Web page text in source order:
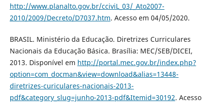
http://www.planalto.gov.br/cciviL_03/_Ato2007-
2010/2009/Decreto/D7037.htm. Acesso em 04/05/2020.
BRASIL. Ministério da Educação. Diretrizes Curriculares
Nacionais da Educação Básica. Brasília: MEC/SEB/DICEI,
2013. Disponível em http://portal.mec.gov.br/index.php?
option=com_docman&view=download&alias=13448-
diretrizes-curiculares-nacionais-2013-
pdf&category_slug=junho-2013-pdf&Itemid=30192. Acesso